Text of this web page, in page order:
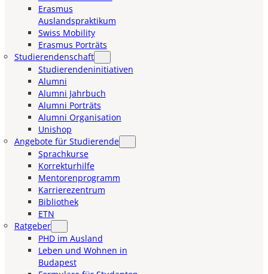
Erasmus
Auslandspraktikum
Swiss Mobility
Erasmus Porträts
Studierendenschaft
Studierendeninitiativen
Alumni
Alumni Jahrbuch
Alumni Porträts
Alumni Organisation
Unishop
Angebote für Studierende
Sprachkurse
Korrekturhilfe
Mentorenprogramm
Karrierezentrum
Bibliothek
ETN
Ratgeber
PHD im Ausland
Leben und Wohnen in
Budapest